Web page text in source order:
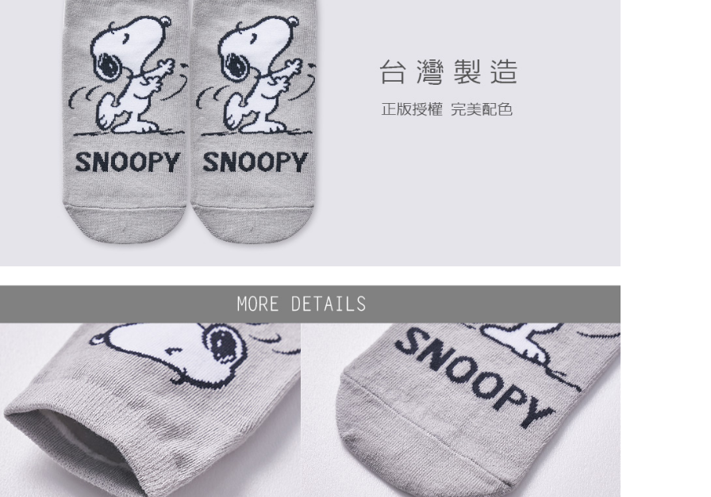
每筆NT$80，滿NT$859(含以上)免運費
宅配
每筆NT$85，滿NT$859(含以上)免運費